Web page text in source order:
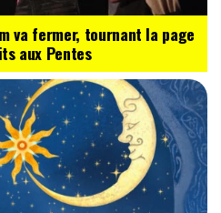
va fermer, tournant la page
aux Pentes